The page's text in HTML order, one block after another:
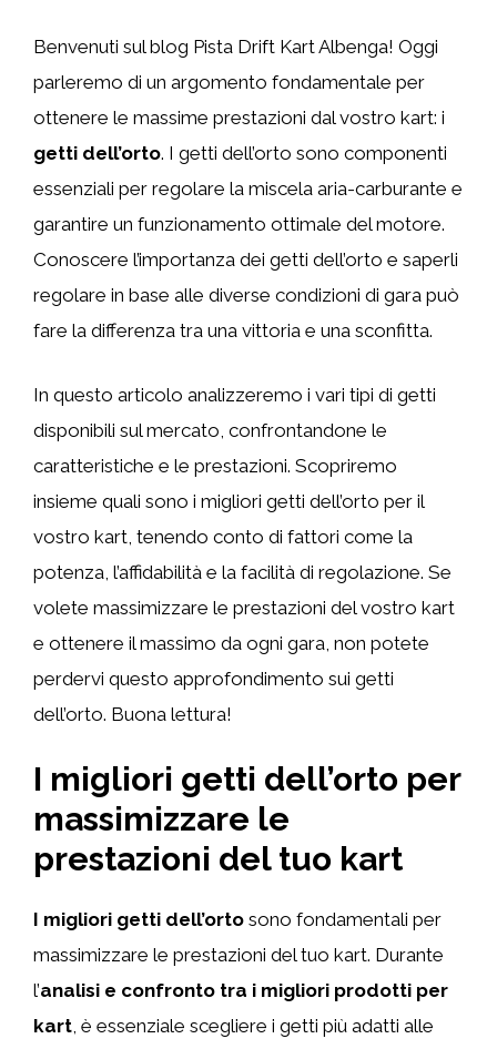
Benvenuti sul blog Pista Drift Kart Albenga! Oggi
parleremo di un argomento fondamentale per
ottenere le massime prestazioni dal vostro kart: i
getti dell’orto. I getti dell’orto sono componenti
essenziali per regolare la miscela aria-carburante e
garantire un funzionamento ottimale del motore.
Conoscere l’importanza dei getti dell’orto e saperli
regolare in base alle diverse condizioni di gara può
fare la differenza tra una vittoria e una sconfitta.
In questo articolo analizzeremo i vari tipi di getti
disponibili sul mercato, confrontandone le
caratteristiche e le prestazioni. Scopriremo
insieme quali sono i migliori getti dell’orto per il
vostro kart, tenendo conto di fattori come la
potenza, l’affidabilità e la facilità di regolazione. Se
volete massimizzare le prestazioni del vostro kart
e ottenere il massimo da ogni gara, non potete
perdervi questo approfondimento sui getti
dell’orto. Buona lettura!
I migliori getti dell’orto per
massimizzare le
prestazioni del tuo kart
I migliori getti dell’orto sono fondamentali per
massimizzare le prestazioni del tuo kart. Durante
l’analisi e confronto tra i migliori prodotti per
kart, è essenziale scegliere i getti più adatti alle